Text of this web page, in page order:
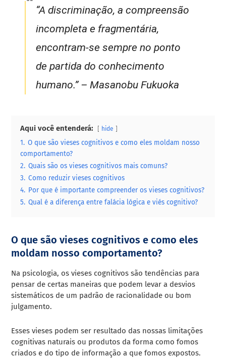
“A discriminação, a compreensão
incompleta e fragmentária,
encontram-se sempre no ponto
de partida do conhecimento
humano.” – Masanobu Fukuoka
Aqui você entenderá: hide
1. O que são vieses cognitivos e como eles moldam nosso
comportamento?
2. Quais são os vieses cognitivos mais comuns?
3. Como reduzir vieses cognitivos
4. Por que é importante compreender os vieses cognitivos?
5. Qual é a diferença entre falácia lógica e viés cognitivo?
O que são vieses cognitivos e como eles
moldam nosso comportamento?
Na psicologia, os vieses cognitivos são tendências para
pensar de certas maneiras que podem levar a desvios
sistemáticos de um padrão de racionalidade ou bom
julgamento.
Esses vieses podem ser resultado das nossas limitações
cognitivas naturais ou produtos da forma como fomos
criados e do tipo de informação a que fomos expostos.